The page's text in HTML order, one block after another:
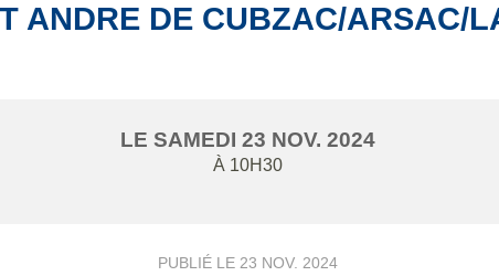
ANDRE DE CUBZAC/ARSAC/
LE SAMEDI 23 NOV. 2024
À 10H30
PUBLIÉ LE 23 NOV. 2024